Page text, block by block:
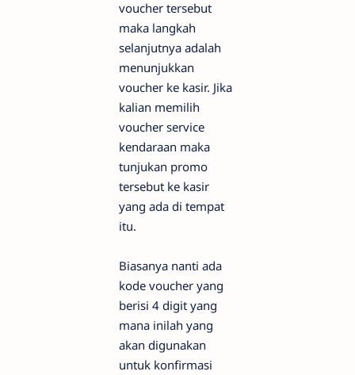
voucher tersebut
maka langkah
selanjutnya adalah
menunjukkan
voucher ke kasir. Jika
kalian memilih
voucher service
kendaraan maka
tunjukan promo
tersebut ke kasir
yang ada di tempat
itu.
Biasanya nanti ada
kode voucher yang
berisi 4 digit yang
mana inilah yang
akan digunakan
untuk konfirmasi